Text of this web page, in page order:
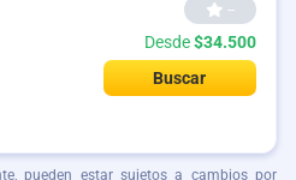
--
Desde$34.500
Buscar
pueden estar sujetos a cambios por